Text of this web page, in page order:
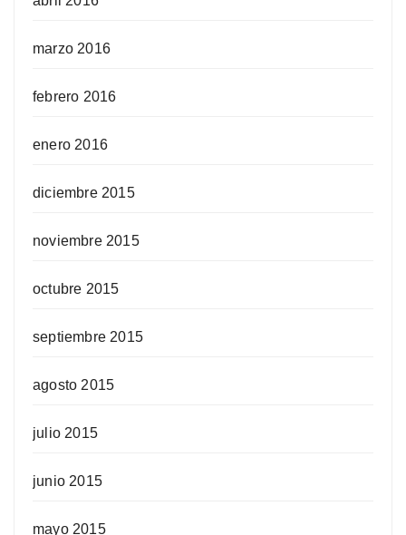
marzo 2016
febrero 2016
enero 2016
diciembre 2015
noviembre 2015
octubre 2015
septiembre 2015
agosto 2015
julio 2015
junio 2015
mayo 2015